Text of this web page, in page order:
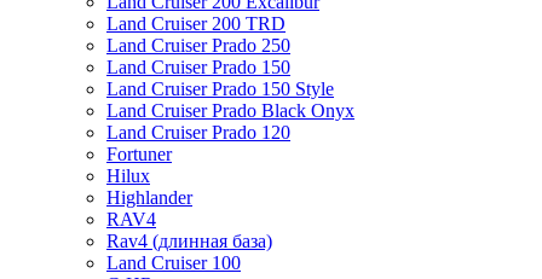
Land Cruiser 200 TRD
Land Cruiser Prado 250
Land Cruiser Prado 150
Land Cruiser Prado 150 Style
Land Cruiser Prado Black Onyx
Land Cruiser Prado 120
Fortuner
Hilux
Highlander
RAV4
Rav4 (длинная база)
Land Cruiser 100